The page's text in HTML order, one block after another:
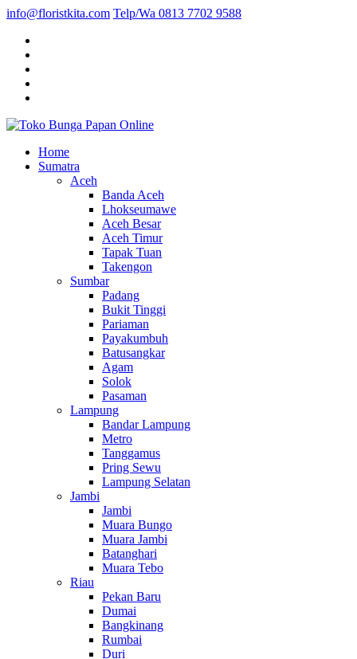
info@floristkita.com Telp/Wa 0813 7702 9588
Toko Bunga Papan Online
Karangan Bunga Kirim Langsung – Cepat di Medan
Home
Sumatra
Aceh
Banda Aceh
Lhokseumawe
Aceh Besar
Aceh Timur
Tapak Tuan
Takengon
Sumbar
Padang
Bukit Tinggi
Pariaman
Payakumbuh
Batusangkar
Agam
Solok
Pasaman
Lampung
Bandar Lampung
Metro
Tanggamus
Pring Sewu
Lampung Selatan
Jambi
Jambi
Muara Bungo
Muara Jambi
Batanghari
Muara Tebo
Riau
Pekan Baru
Dumai
Bangkinang
Rumbai
Duri